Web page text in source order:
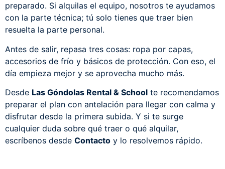
preparado. Si alquilas el equipo, nosotros te ayudamos
con la parte técnica; tú solo tienes que traer bien
resuelta la parte personal.
Antes de salir, repasa tres cosas: ropa por capas,
accesorios de frío y básicos de protección. Con eso, el
día empieza mejor y se aprovecha mucho más.
Desde Las Góndolas Rental & School te recomendamos
preparar el plan con antelación para llegar con calma y
disfrutar desde la primera subida. Y si te surge
cualquier duda sobre qué traer o qué alquilar,
escríbenos desde Contacto y lo resolvemos rápido.